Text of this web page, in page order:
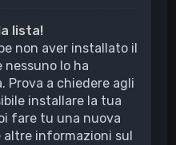
lista!
non aver installato il
lo ha
a chiedere agli
installare la tua
fare tu una nuova
informazioni sul